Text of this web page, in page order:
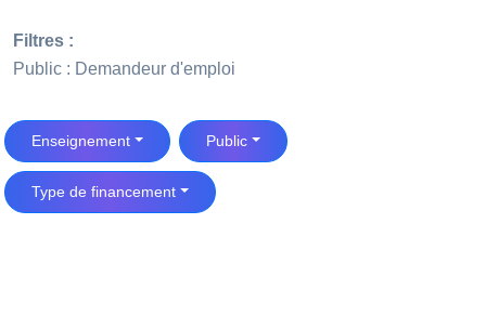
Filtres :
Public : Demandeur d'emploi
Enseignement Public
Type de financement